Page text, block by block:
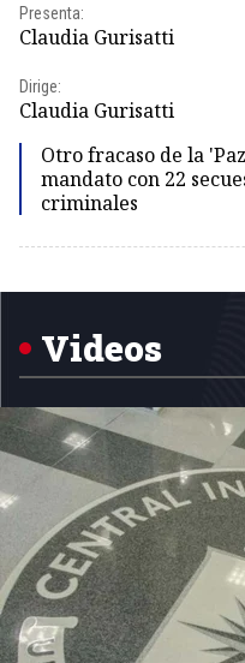
Presenta:
Claudia Gurisatti
Dirige:
Claudia Gurisatti
Otro fracaso de la
mandato con 22
criminales
1
Videos